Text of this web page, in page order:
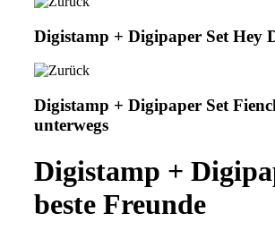
Digistamp + Digipaper Set Hey
Digistamp + Digipaper Set
unterwegs
Digistamp +
beste Freunde